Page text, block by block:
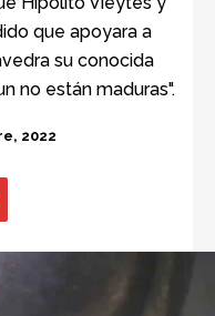
que apoyara a
su conocida
no están maduras".
2022